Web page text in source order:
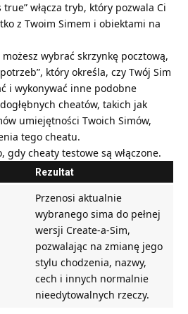
włącza tryb, który pozwala Ci
z Twoim Simem i obiektami na
możesz wybrać skrzynkę pocztową,
który określa, czy Twój Sim
i wykonywać inne podobne
cheatów, takich jak
umiejętności Twoich Simów,
tego cheatu.
gdy cheaty testowe są włączone.
Rezultat
Przenosi aktualnie
wybranego sima do pełnej
wersji Create-a-Sim,
pozwalając na zmianę jego
stylu chodzenia, nazwy,
cech i innych normalnie
nieedytowalnych rzeczy.